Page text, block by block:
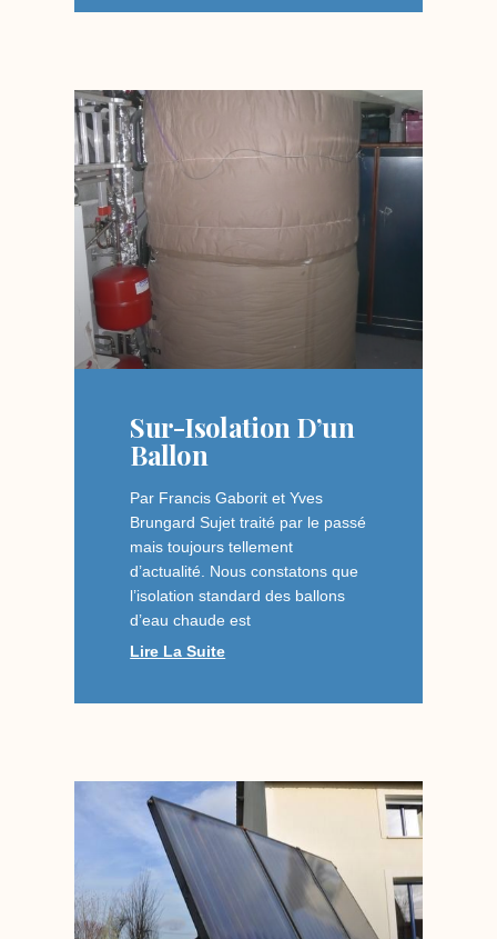
Sur-Isolation D’un
Ballon
Par Francis Gaborit et Yves
Brungard Sujet traité par le passé
mais toujours tellement
d’actualité. Nous constatons que
l’isolation standard des ballons
d’eau chaude est
Lire La Suite